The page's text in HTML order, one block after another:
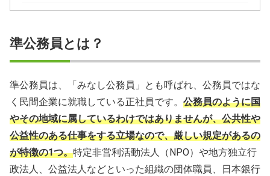
準公務員の求人を見つけるには
準公務員とは？
準公務員は、「みなし公務員」とも呼ばれ、公務員ではな
く民間企業に就職している正社員です。 公務員のように国
やその地域に属しているわけではありませんが、公共性や
公益性のある仕事をする立場なので、厳しい規定があるの
が特徴の1つ。特定非営利活動法人（NPO）や地方独立行
政法人、公益法人などといった組織の団体職員、日本銀行